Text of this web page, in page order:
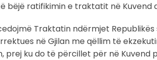
bëjë ratifikimin e traktatit në
Traktatin ndërmjet Republikës
në Gjilan me qëllim të
prej ku do të përcillet për në Kuvend